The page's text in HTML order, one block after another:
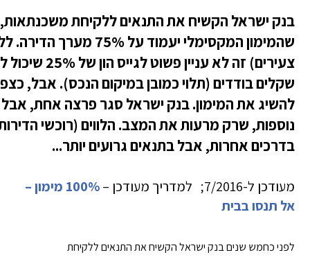
בנק ישראל הקשיח את התנאים ללקיחת משכנתאות,
שהמימון המקסימלי יעמוד על
צעירים) זה לא
שקלים בודדים (תלוי כמובן במיקום הנכס). אבל,
להשיג את המימון. בנק ישראל סגר פרצה אחת,
נוספות, שרק מרעות את המצב. הלווים (רוכשי
בדרכים אחרות, אבל בתנאים גרועים יותר...
מעודכן ל-7/2016; למדריך מעודכן –
100% מימון –
אל תנסו בבית
לפני כחמש שנים בנק ישראל הקשיח את התנאים ללקיחת